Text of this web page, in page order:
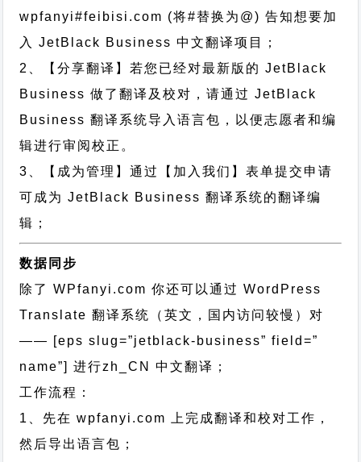
wpfanyi#feibisi.com (将#替换为@) 告知想要加
入 JetBlack Business 中文翻译项目；
2、【分享翻译】若您已经对最新版的 JetBlack
Business 做了翻译及校对，请通过 JetBlack
Business 翻译系统导入语言包，以便志愿者和编
辑进行审阅校正。
3、【成为管理】通过【加入我们】表单提交申请
可成为 JetBlack Business 翻译系统的翻译编
辑；
数据同步
除了 WPfanyi.com 你还可以通过WordPress
Translate 翻译系统（英文，国内访问较慢）对
—— [eps slug=”jetblack-business” field=”
name”]进行zh_CN
中文翻译；
工作流程：
1、先在 wpfanyi.com 上完成翻译和校对工作，
然后导出语言包；